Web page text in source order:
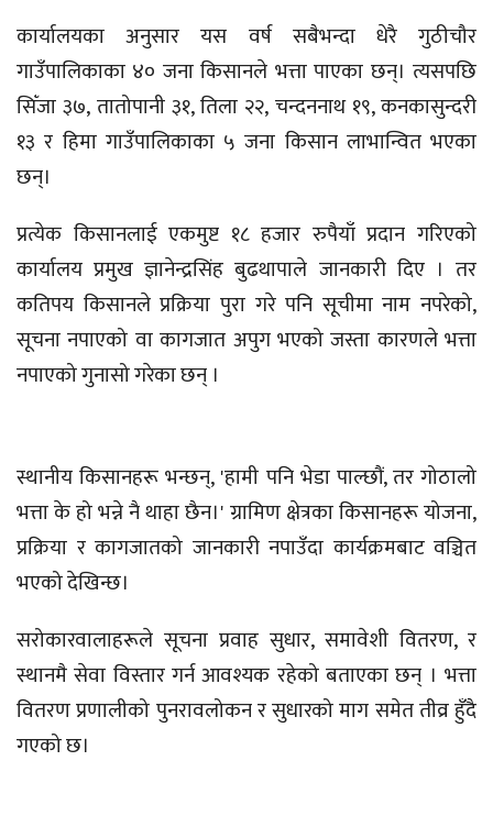
कार्यालयका अनुसार यस वर्ष सबैभन्दा धेरै गुठीचौर
गाउँपालिकाका ४० जना किसानले भत्ता पाएका छन्। त्यसपछि
सिँजा ३७, तातोपानी ३१, तिला २२, चन्दननाथ १९, कनकासुन्दरी
१३ र हिमा गाउँपालिकाका ५ जना किसान लाभान्वित भएका
छन्।
प्रत्येक किसानलाई एकमुष्ट १८ हजार रुपैयाँ प्रदान गरिएको
कार्यालय प्रमुख ज्ञानेन्द्रसिंह बुढथापाले जानकारी दिए । तर
कतिपय किसानले प्रक्रिया पुरा गरे पनि सूचीमा नाम नपरेको,
सूचना नपाएको वा कागजात अपुग भएको जस्ता कारणले भत्ता
नपाएको गुनासो गरेका छन् ।
स्थानीय किसानहरू भन्छन्, 'हामी पनि भेडा पाल्छौं, तर गोठालो
भत्ता के हो भन्ने नै थाहा छैन।' ग्रामिण क्षेत्रका किसानहरू योजना,
प्रक्रिया र कागजातको जानकारी नपाउँदा कार्यक्रमबाट वञ्चित
भएको देखिन्छ।
सरोकारवालाहरूले सूचना प्रवाह सुधार, समावेशी वितरण, र
स्थानमै सेवा विस्तार गर्न आवश्यक रहेको बताएका छन् । भत्ता
वितरण प्रणालीको पुनरावलोकन र सुधारको माग समेत तीव्र हुँदै
गएको छ।